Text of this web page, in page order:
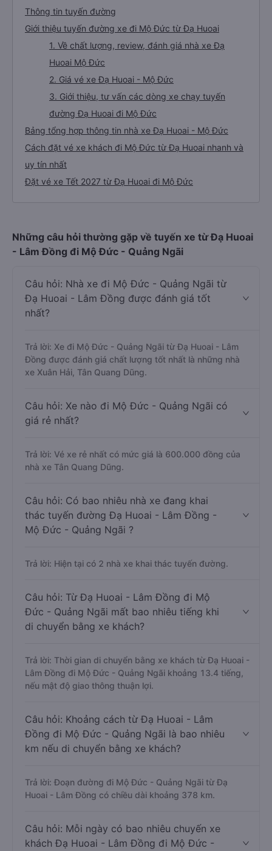
Thông tin tuyến đường
Giới thiệu tuyến đường xe đi Mộ Đức từ Đạ Huoai
1. Về chất lượng, review, đánh giá nhà xe Đạ
Huoai Mộ Đức
2. Giá vé xe Đạ Huoai - Mộ Đức
3. Giới thiệu, tư vấn các dòng xe chạy tuyến
đường Đạ Huoai đi Mộ Đức
Bảng tổng hợp thông tin nhà xe Đạ Huoai - Mộ Đức
Cách đặt vé xe khách đi Mộ Đức từ Đạ Huoai nhanh và
uy tín nhất
Đặt vé xe Tết 2027 từ Đạ Huoai đi Mộ Đức
Những câu hỏi thường gặp về tuyến xe từ Đạ Huoai
- Lâm Đồng đi Mộ Đức - Quảng Ngãi
Câu hỏi: Nhà xe đi Mộ Đức - Quảng Ngãi từ
Đạ Huoai - Lâm Đồng được đánh giá tốt
nhất?
Trả lời: Xe đi Mộ Đức - Quảng Ngãi từ Đạ Huoai - Lâm
Đồng được đánh giá chất lượng tốt nhất là những nhà
xe Xuân Hải, Tân Quang Dũng.
Câu hỏi: Xe nào đi Mộ Đức - Quảng Ngãi có
giá rẻ nhất?
Trả lời: Vé xe rẻ nhất có mức giá là 600.000 đồng của
nhà xe Tân Quang Dũng.
Câu hỏi: Có bao nhiêu nhà xe đang khai
thác tuyến đường Đạ Huoai - Lâm Đồng -
Mộ Đức - Quảng Ngãi ?
Trả lời: Hiện tại có 2 nhà xe khai thác tuyến đường.
Câu hỏi: Từ Đạ Huoai - Lâm Đồng đi Mộ
Đức - Quảng Ngãi mất bao nhiêu tiếng khi
di chuyển bằng xe khách?
Trả lời: Thời gian di chuyển bằng xe khách từ Đạ Huoai -
Lâm Đồng đi Mộ Đức - Quảng Ngãi khoảng 13.4 tiếng,
nếu mật độ giao thông thuận lợi.
Câu hỏi: Khoảng cách từ Đạ Huoai - Lâm
Đồng đi Mộ Đức - Quảng Ngãi là bao nhiêu
km nếu di chuyển bằng xe khách?
Trả lời: Đoạn đường đi Mộ Đức - Quảng Ngãi từ Đạ
Huoai - Lâm Đồng có chiều dài khoảng 378 km.
Câu hỏi: Mỗi ngày có bao nhiêu chuyến xe
khách Đạ Huoai - Lâm Đồng đi Mộ Đức -